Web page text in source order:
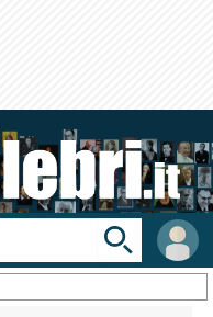
User
area
Toggle
search
bar